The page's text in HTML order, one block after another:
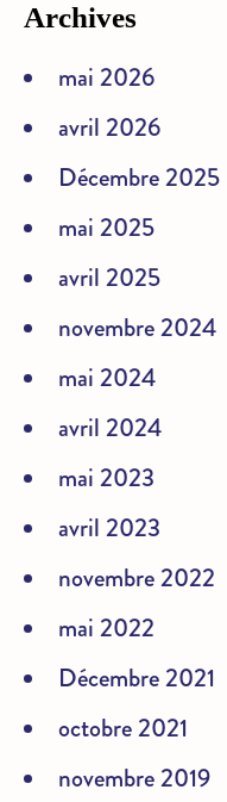
Archives
mai 2026
avril 2026
Décembre 2025
mai 2025
avril 2025
novembre 2024
mai 2024
avril 2024
mai 2023
avril 2023
novembre 2022
mai 2022
Décembre 2021
octobre 2021
novembre 2019